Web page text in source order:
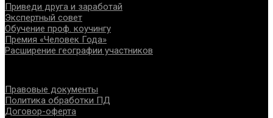
Приведи друга и заработай
Экспертный совет
Обучение проф. коучингу
Премия «Человек Года»
Расширение географии участников
Правовые документы
Политика обработки ПД
Договор-оферта